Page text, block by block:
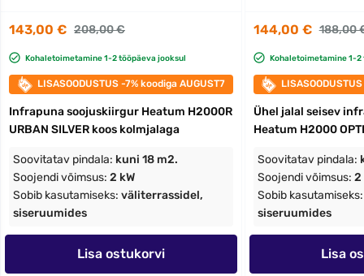
143,00 € 208,00 €
Kohaletoimetamine 1-2 tööpäeva jooksul
LISASOODUSTUS -7% koodiga AUGUST7
Infrapuna soojuskiirgur Heatum H2000R
URBAN SILVER koos kolmjalaga
Soovitatav pindala: kuni 18 m2.
Soojendi võimsus: 2 kW
Sobib kasutamiseks: väliterrassidel,
siseruumides
Lisa ostukorvi
144,00 € 188,00
Kohaletoimetamine 1-
Ühel jalal seisev
Heatum H2000
Soovitatav pindala:
Soojendi võimsus: 2
Sobib
siseruumides
Lisa